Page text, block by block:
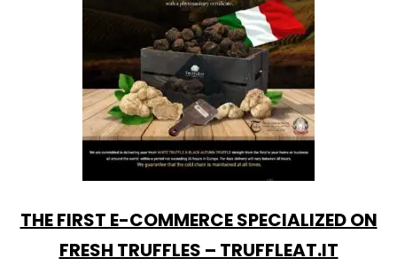
THE FIRST E-COMMERCE SPECIALIZED ON
FRESH TRUFFLES – TRUFFLEAT.IT